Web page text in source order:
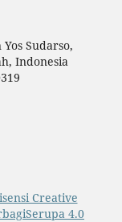
Sudarso,
Indonesia
Creative
4.0